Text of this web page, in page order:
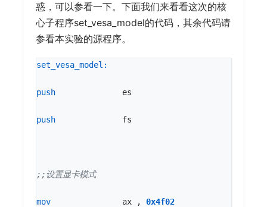
惑，可以参看一下。下面我们来看看这次的核
心子程序set_vesa_model的代码，其余代码请
参看本实验的源程序。
set_vesa_model:
push es
push fs
mov ax , 0x4f02